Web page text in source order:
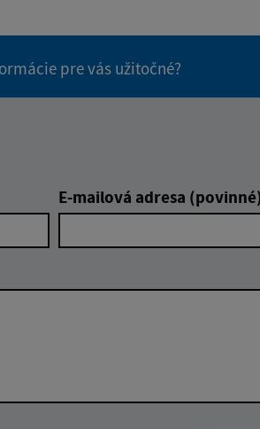
pre vás užitočné?
E-mailová adresa (povinné)